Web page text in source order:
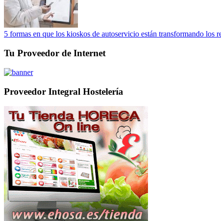
5 formas en que los kioskos de autoservicio están transformando los
Tu Proveedor de Internet
Proveedor Integral Hostelería